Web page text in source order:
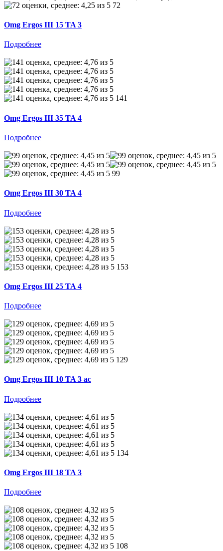
72
Omg Ergos III 15 TA 3
Подробнее
141
Omg Ergos III 35 TA 4
Подробнее
99
Omg Ergos III 30 TA 4
Подробнее
153
Omg Ergos III 25 TA 4
Подробнее
129
Omg Ergos III 10 TA 3 ac
Подробнее
134
Omg Ergos III 18 TA 3
Подробнее
108